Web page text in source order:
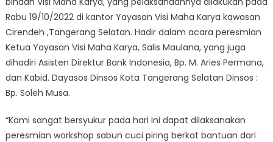
Rabu 19/10/2022 di kantor Yayasan Visi Maha Karya kawasan
Cirendeh ,Tangerang Selatan. Hadir dalam acara peresmian
Ketua Yayasan Visi Maha Karya, Salis Maulana, yang juga
dihadiri Asisten Direktur Bank Indonesia, Bp. M. Aries Permana,
dan Kabid. Dayasos Dinsos Kota Tangerang Selatan Dinsos :
Bp. Soleh Musa.
“Kami sangat bersyukur pada hari ini dapat dilaksanakan
peresmian workshop sabun cuci piring berkat bantuan dari